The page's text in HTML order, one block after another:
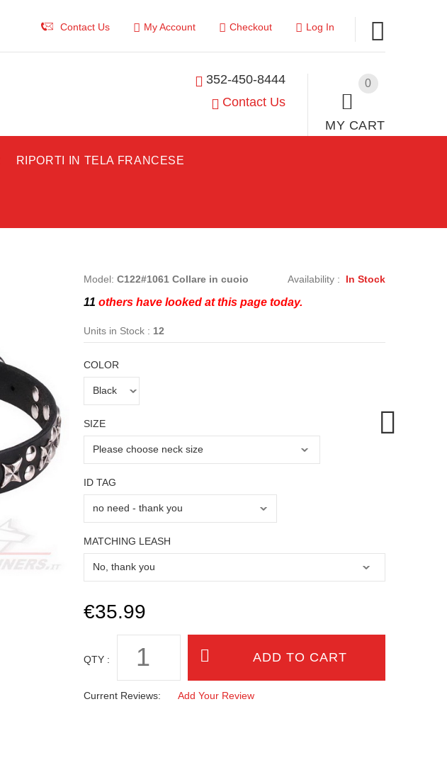
Contact Us My Account Checkout Log In
0
MY CART
352-450-8444
Contact Us
RIPORTI IN TELA FRANCESE
Model: C122#1061 Collare in cuoio Availability : In Stock
11 others have looked at this page today.
Units in Stock : 12
COLOR
SIZE
ID TAG
MATCHING LEASH
€35.99
QTY :
Current Reviews: Add Your Review